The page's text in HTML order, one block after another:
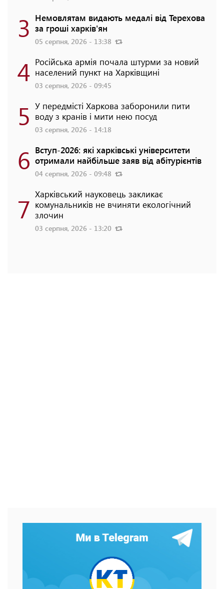
3 Немовлятам видають медалі від Терехова
за гроші харків'ян
05 серпня, 2026 - 13:38
4 Російська армія почала штурми за новий
населений пункт на Харківщині
03 серпня, 2026 - 09:45
5 У передмісті Харкова заборонили пити
воду з кранів і мити нею посуд
03 серпня, 2026 - 14:18
6 Вступ-2026: які харківські університети
отримали найбільше заяв від абітурієнтів
04 серпня, 2026 - 09:48
7 Харківський науковець закликає
комунальників не вчиняти екологічний
злочин
03 серпня, 2026 - 13:20